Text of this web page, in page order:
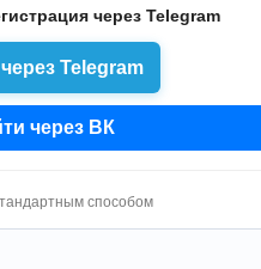
через Telegram
Telegram
через ВК
способом